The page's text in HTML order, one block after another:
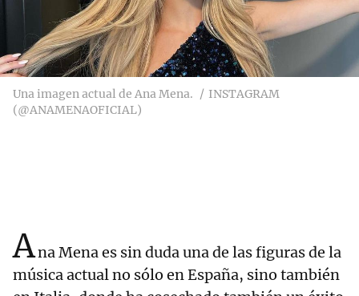
Una imagen actual de Ana Mena.
INSTAGRAM
(@ANAMENAOFICIAL)
Ana Mena es sin duda una de las figuras de la
música actual no sólo en España, sino también